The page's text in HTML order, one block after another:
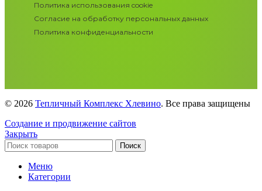
Политика использования cookie
Согласие на обработку персональных данных
Политика конфиденциальности
© 2026 Тепличный Комплекс Хлевино. Все права защищены
Создание и продвижение сайтов
Закрыть
Поиск
Меню
Категории